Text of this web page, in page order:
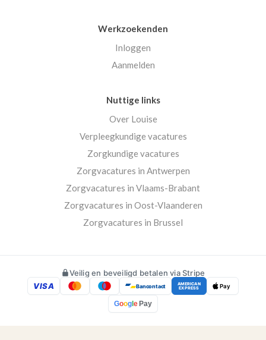
Werkzoekenden
Inloggen
Aanmelden
Nuttige links
Over Louise
Verpleegkundige vacatures
Zorgkundige vacatures
Zorgvacatures in Antwerpen
Zorgvacatures in Vlaams-Brabant
Zorgvacatures in Oost-Vlaanderen
Zorgvacatures in Brussel
Veilig en beveiligd betalen via Stripe
VISA
Bancontact AMERICAN
EXPRESS Pay
Googl e Pay